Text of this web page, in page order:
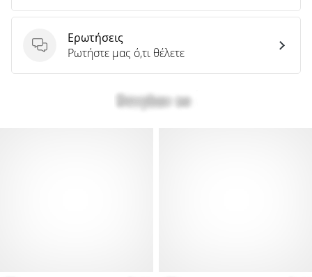
Ερωτήσεις
Ερωτήσεις
Ρωτήστε μας ό,τι θέλετε